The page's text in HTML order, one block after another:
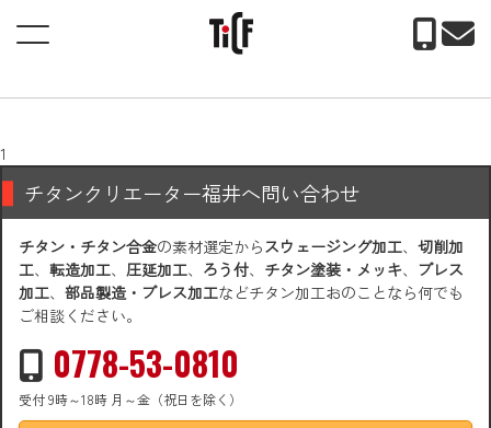
材料、チタン
1
チタンクリエーター福井へ問い合わせ
チタン・チタン合金の素材選定からスウェージング加工、 切削加
工、 転造加工、 圧延加工、 ろう付、 チタン塗装・メッキ、 プレス
加工、 部品製造・プレス加工などチタン加工おのことなら何でも
ご相談ください。
0778-53-0810
受付 9時～18時 月～金（祝日を除く）